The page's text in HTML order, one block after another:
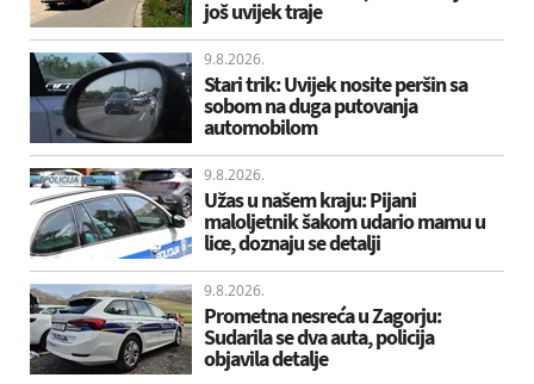
još uvijek traje
9.8.2026.
Stari trik: Uvijek nosite peršin sa
sobom na duga putovanja
automobilom
9.8.2026.
Užas u našem kraju: Pijani
maloljetnik šakom udario mamu u
lice, doznaju se detalji
9.8.2026.
Prometna nesreća u Zagorju:
Sudarila se dva auta, policija
objavila detalje